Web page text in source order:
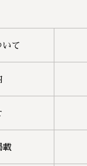
て
載